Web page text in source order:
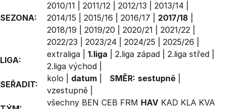
SEZONA:
2010/11
2011/12 2012/13 2013/14
2014/15
2015/16 2016/17 2017/18
2018/19
2019/20 2020/21 2021/22
2022/23
2023/24 2024/25 2025/26
LIGA:
extraliga 1.liga 2.liga západ 2.liga střed
2.liga východ
SEŘADIT:
kolo datum SMĚR: sestupně
vzestupně
všechny BEN CEB FRM HAV KAD KLA KVA